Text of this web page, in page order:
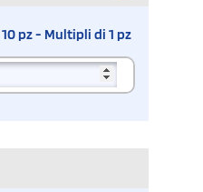
10 pz - Multipli di 1 pz